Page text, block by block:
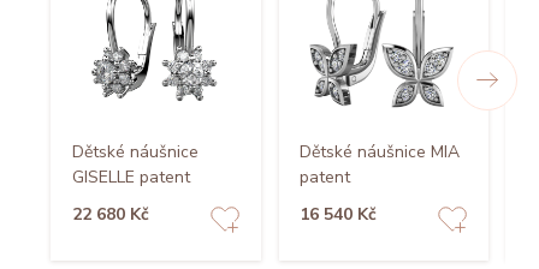
Dětské náušnice
GISELLE patent
22 680 Kč
Dětské náušnice MIA
patent
16 540 Kč